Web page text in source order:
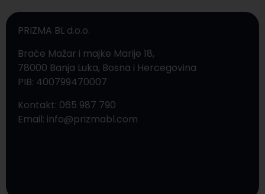
PRIZMA BL d.o.o.
Braće Mažar i majke Marije 18,
78000 Banja Luka, Bosna i Hercegovina
PIB: 400799470007
Kontakt: 065 987 790
Email: info@prizmabl.com